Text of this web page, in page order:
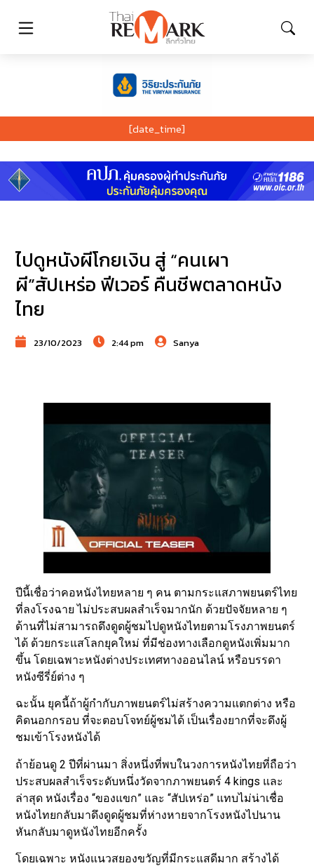
[date_time]
ไปดูหนังผีโกยเงิน สู่ “คนเผา
ผี”สัปเหร่อ ฟีเวอร์ คืนชีพตลาดหนัง
ไทย
23/10/2023 2:44 pm Sanya
ปีนี้เชื่อว่าคอหนังไทยหลาย ๆ คน ตามกระแสภาพยนตร์ไทย
ที่ลงโรงฉาย ไม่ประสบผลสำเร็จมากนัก ด้วยปัจจัยหลาย ๆ
ด้านที่ไม่สามารถดึงดูดผู้ชมไปดูหนังไทยตามโรงภาพยนตร์
ได้ ด้วยกระแสโลกยุคใหม่ ที่มีช่องทางเลือกดูหนังเพิ่มมาก
ขึ้น โดยเฉพาะหนังต่างประเทศทางออนไลน์ หรือบรรดา
หนังซีรี่ย์ต่าง ๆ
ฉะนั้น ยุคนี้ถ้าผู้กำกับภาพยนตร์ไม่สร้างความแตกต่าง หรือ
คิดนอกกรอบ ที่จะตอบโจทย์ผู้ชมได้ เป็นเรื่องยากที่จะดึงผู้
ชมเข้าโรงหนังได้
ถ้าย้อนดู 2 ปีที่ผ่านมา สิ่งหนึ่งที่พบในวงการหนังไทยที่ถือว่า
ประสบผลสำเร็จระดับหนึ่งวัดจากภาพยนตร์ 4 kings และ
ล่าสุด หนังเรื่อง “ของแขก” และ “สัปเหร่อ” แทบไม่น่าเชื่อ
หนังไทยกลับมาดึงดูดผู้ชมที่ห่างหายจากโรงหนังไปนาน
หันกลับมาดูหนังไทยอีกครั้ง
โดยเฉพาะ หนังแนวสยองขวัญที่มีกระแสดีมาก สร้างได้